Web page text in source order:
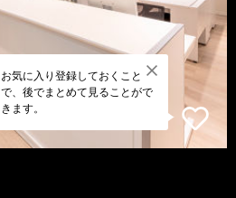
お気に入り登録しておくこと
で、後でまとめて見ることがで
きます。